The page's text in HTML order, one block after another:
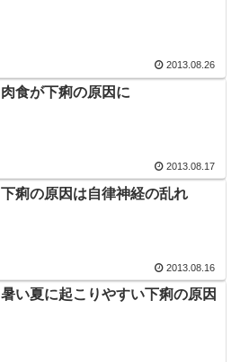
2013.08.26
肉食が下痢の原因に
2013.08.17
下痢の原因は自律神経の乱れ
2013.08.16
暑い夏に起こりやすい下痢の原因